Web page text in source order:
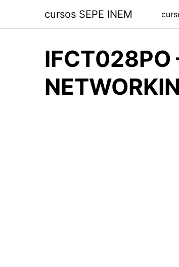
contenido
cursos SEPE INEM
IFCT028PO